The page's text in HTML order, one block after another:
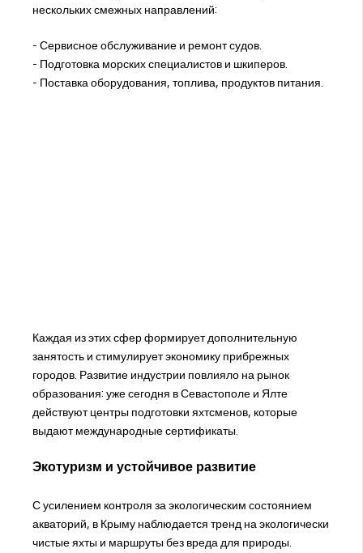
нескольких смежных направлений:
- Сервисное обслуживание и ремонт судов.
- Подготовка морских специалистов и шкиперов.
- Поставка оборудования, топлива, продуктов питания.
Каждая из этих сфер формирует дополнительную
занятость и стимулирует экономику прибрежных
городов. Развитие индустрии повлияло на рынок
образования: уже сегодня в Севастополе и Ялте
действуют центры подготовки яхтсменов, которые
выдают международные сертификаты.
Экотуризм и устойчивое развитие
С усилением контроля за экологическим состоянием
акваторий, в Крыму наблюдается тренд на экологически
чистые яхты и маршруты без вреда для природы.